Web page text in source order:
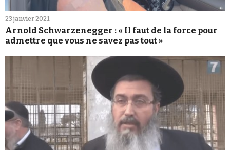
23 janvier 2021
Arnold Schwarzenegger : « Il faut de la force pour
admettre que vous ne savez pas tout »